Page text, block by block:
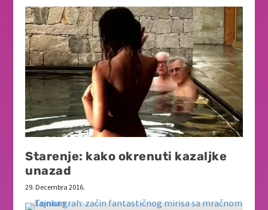
Starenje: kako okrenuti kazaljke
unazad
29. Decembra 2016.